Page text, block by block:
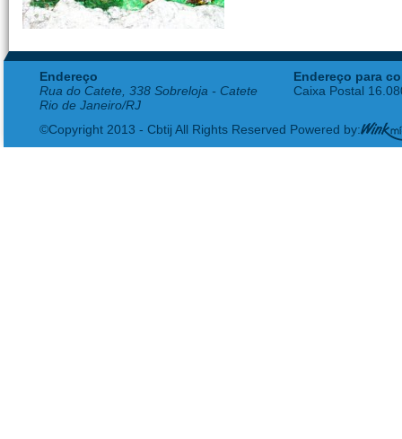
Endereço
Rua do Catete, 338 Sobreloja - Catete
Rio de Janeiro/RJ
Endereço para
Caixa Postal
©Copyright 2013 - Cbtij All Rights Reserved Powered by: